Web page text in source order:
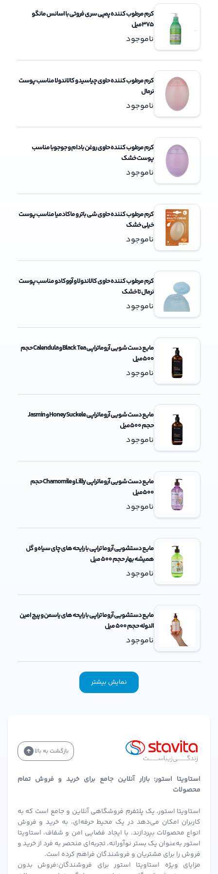
کرم مرطوب کننده پمپی سری فروتی با اسانس مانگو
375میل
ناموجود
کرم مرطوب کننده حاوی چیاسید و کالاندولا مناسب پوست
نرمال
ناموجود
کرم مرطوب کننده حاوی روغن بادام و جوجوبا مناسب
پوست خشک
ناموجود
کرم مرطوب کننده حاوی شی باتر و ماکادمیا مناسب پوست
خیلی خشک
ناموجود
کرم مرطوب کننده حاوی کالاندولا و آووکادو مناسب پوست
نرمال تا خشک
ناموجود
مایع دست شویی آروماتراپی Black Tea و Calendula حجم
500میل
ناموجود
مایع دست شویی آروماتراپی Honey Suckele و Jasmin
حجم 500میل
ناموجود
مایع دست شویی آروماتراپی Lilly و Chamomile حجم
500میل
ناموجود
مایع دستشویی آروما تراپی با رایحه های چای سیاه و گل
همیشه بهار حجم 500 میل
ناموجود
مایع دستشویی آروما تراپی با رایحه های یاسمن و پیچ امین
الدوله حجم 500 میل
ناموجود
نمایش بیشتر
بازگشت به بالا
استاویتا استور: بازار آنلاین جامع برای خرید و فروش تمام
محصولات
استاویتا استور، یک پلتفرم فروشگاهی آنلاین و جامع است که به
کاربران امکان می‌دهد در یک محیط حرفه‌ای، به خرید و فروش
انواع محصولات بپردازند. با ایجاد فضایی امن و شفاف، استاویتا
استور به‌عنوان یک بستر نوآورانه، تجربه‌ای منحصر به فرد از خرید و
فروش را برای مشتریان و فروشندگان فراهم کرده است.
مزایای ویژه استاویتا استور برای فروشندگان:فروش بدون